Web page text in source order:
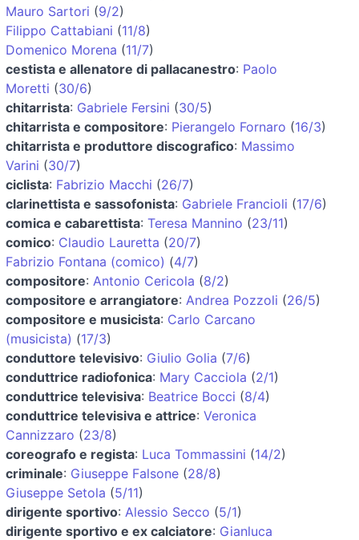
Mauro Sartori (9/2)
Filippo Cattabiani (11/8)
Domenico Morena (11/7)
cestista e allenatore di pallacanestro: Paolo
Moretti (30/6)
chitarrista: Gabriele Fersini (30/5)
chitarrista e compositore: Pierangelo Fornaro (16/3)
chitarrista e produttore discografico: Massimo
Varini (30/7)
ciclista: Fabrizio Macchi (26/7)
clarinettista e sassofonista: Gabriele Francioli (17/6)
comica e cabarettista: Teresa Mannino (23/11)
comico: Claudio Lauretta (20/7)
Fabrizio Fontana (comico) (4/7)
compositore: Antonio Cericola (8/2)
compositore e arrangiatore: Andrea Pozzoli (26/5)
compositore e musicista: Carlo Carcano
(musicista) (17/3)
conduttore televisivo: Giulio Golia (7/6)
conduttrice radiofonica: Mary Cacciola (2/1)
conduttrice televisiva: Beatrice Bocci (8/4)
conduttrice televisiva e attrice: Veronica
Cannizzaro (23/8)
coreografo e regista: Luca Tommassini (14/2)
criminale: Giuseppe Falsone (28/8)
Giuseppe Setola (5/11)
dirigente sportivo: Alessio Secco (5/1)
dirigente sportivo e ex calciatore: Gianluca